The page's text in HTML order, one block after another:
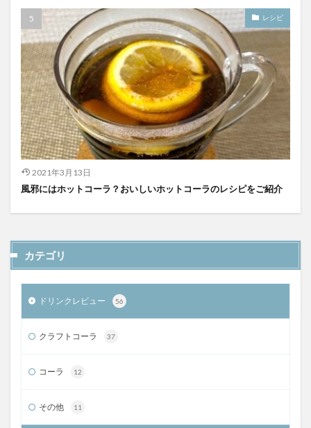
レシピ
2021年3月13日
風邪にはホットコーラ？おいしいホットコーラのレシピをご紹介
カテゴリ
ドリンクレビュー 56
クラフトコーラ 37
コーラ 12
その他 11